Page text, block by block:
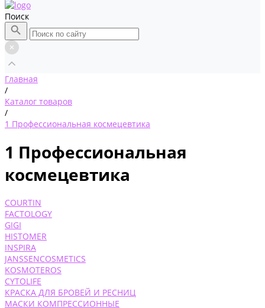
Поиск
Главная
/
Каталог товаров
/
1 Профессиональная космецевтика
1 Профессиональная
космецевтика
COURTIN
FACTOLOGY
GIGI
HISTOMER
INSPIRA
JANSSENCOSMETICS
KOSMOTEROS
CYTOLIFE
КРАСКА ДЛЯ БРОВЕЙ И РЕСНИЦ
МАСКИ КОМПРЕССИОННЫЕ